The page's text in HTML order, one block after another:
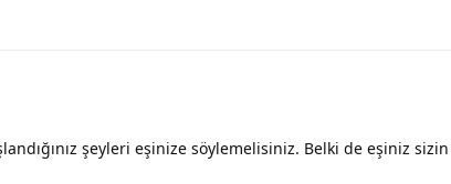
şeyleri eşinize söylemelisiniz. Belki de eşiniz